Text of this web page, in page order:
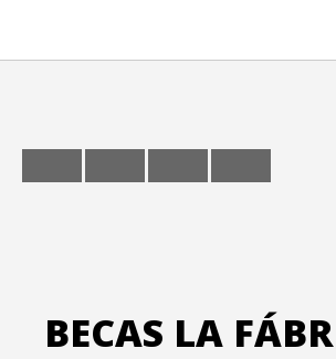
Feria
Foro
Seminario
BECAS LA